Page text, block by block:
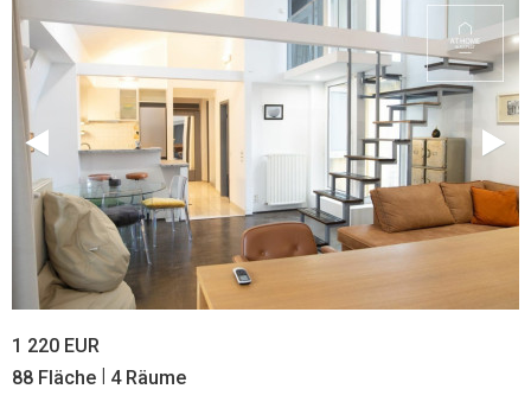
1 220 EUR
88 Fläche | 4 Räume